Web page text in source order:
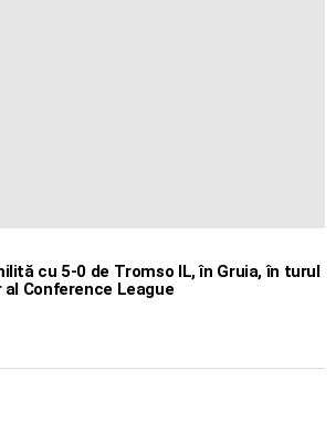
cu 5-0 de Tromso IL, în Gruia, în turul
Conference League